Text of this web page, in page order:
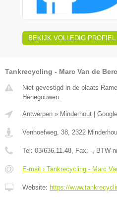
BEKIJK VOLLEDIG PROFIEL
Tankrecycling - Marc Van de
Niet gevestigd in de plaats
Henegouwen.
Antwerpen » Minderhout |
Venhoefweg, 38 2322
Tel: 03/636.11.48 , Fax: - , BTW-
E-mail › Tankrecycling - Marc
Website: https://